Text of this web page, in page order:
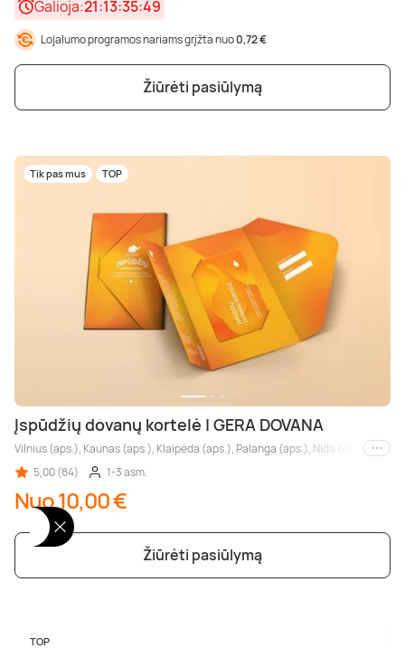
Galioja:21:13:35:47
Lojalumo programos nariams grįžta nuo0,72 €
Žiūrėti pasiūlymą
Tik pas mus TOP
Įspūdžių dovanų kortelė | GERA DOVANA
Vilnius (aps.), Kaunas (aps.), Klaipėda (aps.), Palanga (aps.), Nida (aps.), Kiti
5,00 (84)
1-3 asm.
Nuo 10,00 €
Žiūrėti pasiūlymą
TOP